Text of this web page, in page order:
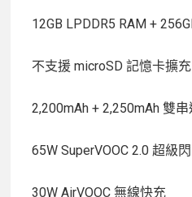
12GB LPDDR5 RAM +
不支援 microSD 記憶卡擴充
2,200mAh + 2,250mAh 雙
65W SuperVOOC 2.0 超級
30W AirVOOC 無線快充